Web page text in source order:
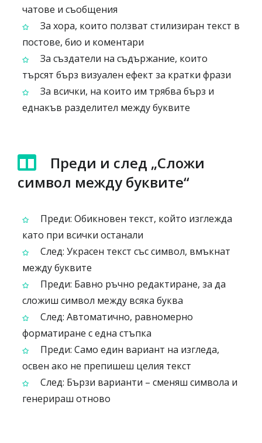
чатове и съобщения
За хора, които ползват стилизиран текст в
постове, био и коментари
За създатели на съдържание, които
търсят бърз визуален ефект за кратки фрази
За всички, на които им трябва бърз и
еднакъв разделител между буквите
Преди и след „Сложи
символ между буквите“
Преди: Обикновен текст, който изглежда
като при всички останали
След: Украсен текст със символ, вмъкнат
между буквите
Преди: Бавно ръчно редактиране, за да
сложиш символ между всяка буква
След: Автоматично, равномерно
форматиране с една стъпка
Преди: Само един вариант на изгледа,
освен ако не препишеш целия текст
След: Бързи варианти – сменяш символа и
генерираш отново